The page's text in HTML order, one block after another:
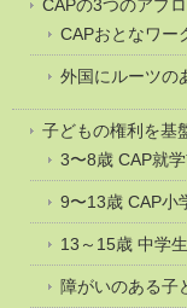
CAPの3つのアプ
CAPおとなワー
外国にルーツの
子どもの権利を基
3〜8歳 CAP就
9〜13歳 CAP小
13～15歳 中学
障がいのある子